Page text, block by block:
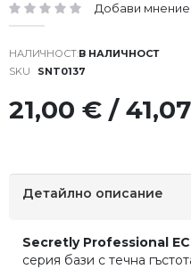
рейтинг: Добави мнение
В НАЛИЧНОСТ
SKU
SNT0137
21,00 € /
Детайлно описание
Secretly Professional
серия бази с течна